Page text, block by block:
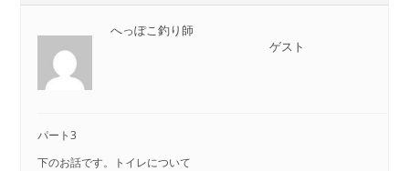
へっぽこ釣り師
ゲスト
パート3
下のお話です。トイレについて